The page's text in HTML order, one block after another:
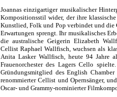
Joannas einzigartiger musikalischer
Kompositionsstil wider, der ihre
Kunstlied, Folk und Pop verbindet und die
Erwartungen sprengt. Ihr musikalisches
die australische Geigerin Elizabeth
Cellist Raphael Wallfisch, wuchsen als
Anita Lasker Wallfisch, heute 94 Jahre
Frauenorchester des Lagers Cello
Gründungsmitglied des English
renommierter Cellist und Opernsänger,
Oscar- und Grammy-nominierter